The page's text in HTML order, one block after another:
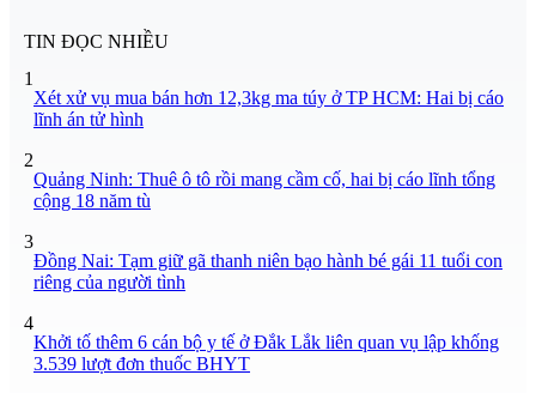
TIN ĐỌC NHIỀU
1
Xét xử vụ mua bán hơn 12,3kg ma túy ở TP HCM: Hai bị cáo
lĩnh án tử hình
2
Quảng Ninh: Thuê ô tô rồi mang cầm cố, hai bị cáo lĩnh tổng
cộng 18 năm tù
3
Đồng Nai: Tạm giữ gã thanh niên bạo hành bé gái 11 tuổi con
riêng của người tình
4
Khởi tố thêm 6 cán bộ y tế ở Đắk Lắk liên quan vụ lập khống
3.539 lượt đơn thuốc BHYT